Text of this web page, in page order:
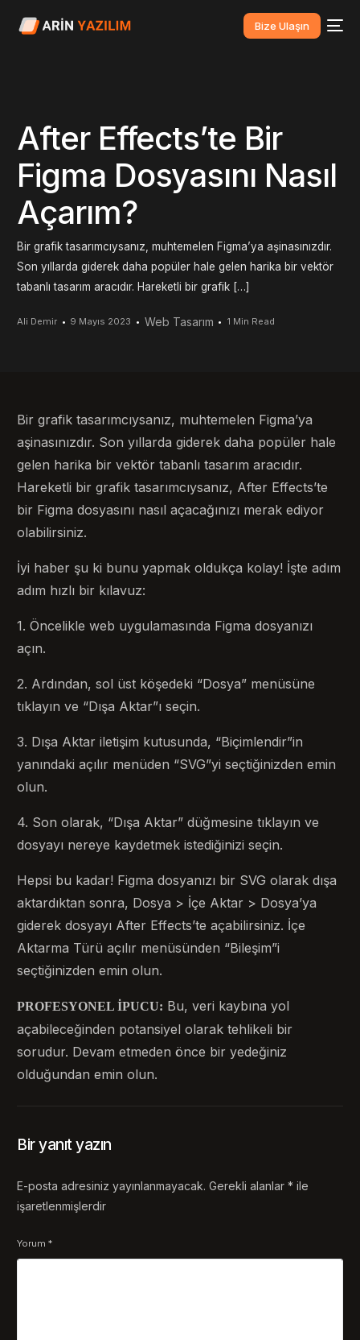
Bize Ulaşın
After Effects’te Bir
Figma Dosyasını Nasıl
Açarım?
Bir grafik tasarımcıysanız, muhtemelen Figma’ya aşinasınızdır.
Son yıllarda giderek daha popüler hale gelen harika bir vektör
tabanlı tasarım aracıdır. Hareketli bir grafik […]
Ali Demir 9 Mayıs 2023 Web Tasarım 1 Min Read
Bir grafik tasarımcıysanız, muhtemelen Figma’ya
aşinasınızdır. Son yıllarda giderek daha popüler hale
gelen harika bir vektör tabanlı tasarım aracıdır.
Hareketli bir grafik tasarımcıysanız, After Effects’te
bir Figma dosyasını nasıl açacağınızı merak ediyor
olabilirsiniz.
İyi haber şu ki bunu yapmak oldukça kolay! İşte adım
adım hızlı bir kılavuz:
1. Öncelikle web uygulamasında Figma dosyanızı
açın.
2. Ardından, sol üst köşedeki “Dosya” menüsüne
tıklayın ve “Dışa Aktar”ı seçin.
3. Dışa Aktar iletişim kutusunda, “Biçimlendir”in
yanındaki açılır menüden “SVG”yi seçtiğinizden emin
olun.
4. Son olarak, “Dışa Aktar” düğmesine tıklayın ve
dosyayı nereye kaydetmek istediğinizi seçin.
Hepsi bu kadar! Figma dosyanızı bir SVG olarak dışa
aktardıktan sonra, Dosya > İçe Aktar > Dosya’ya
giderek dosyayı After Effects’te açabilirsiniz. İçe
Aktarma Türü açılır menüsünden “Bileşim”i
seçtiğinizden emin olun.
PROFESYONEL İPUCU: Bu, veri kaybına yol
açabileceğinden potansiyel olarak tehlikeli bir
sorudur. Devam etmeden önce bir yedeğiniz
olduğundan emin olun.
Bir yanıt yazın
E-posta adresiniz yayınlanmayacak. Gerekli alanlar* ile
işaretlenmişlerdir
Yorum*